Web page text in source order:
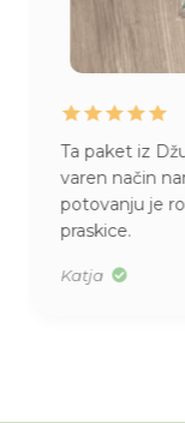
Ta paket iz
varen način
potovanju je
praskice.
Katja